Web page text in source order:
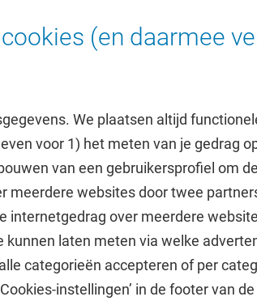
(en daarmee
We plaatsen altijd
voor 1) het meten van je gedrag
van een gebruikersprofiel om
meerdere websites door twee
internetgedrag over meerdere
laten meten via welke
categorieën accepteren of per
instellingen’ in de footer van
Uitgelicht
Doneer aan het VUfonds
VU Magazine